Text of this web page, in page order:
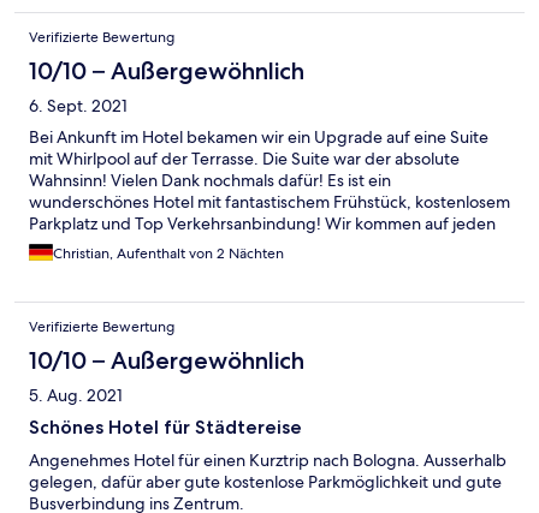
Verifizierte Bewertung
10/10 – Außergewöhnlich
6. Sept. 2021
Bei Ankunft im Hotel bekamen wir ein Upgrade auf eine Suite
mit Whirlpool auf der Terrasse. Die Suite war der absolute
Wahnsinn! Vielen Dank nochmals dafür! Es ist ein
wunderschönes Hotel mit fantastischem Frühstück, kostenlosem
Parkplatz und Top Verkehrsanbindung! Wir kommen auf jeden
Fall wieder!
Christian, Aufenthalt von 2 Nächten
Verifizierte Bewertung
10/10 – Außergewöhnlich
5. Aug. 2021
Schönes Hotel für Städtereise
Angenehmes Hotel für einen Kurztrip nach Bologna. Ausserhalb
gelegen, dafür aber gute kostenlose Parkmöglichkeit und gute
Busverbindung ins Zentrum.